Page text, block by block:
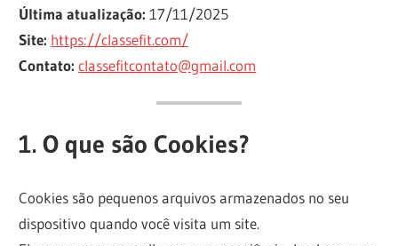
com
mais
qualidade.
Última atualização: 17/11/2025
Site: https://classefit.com/
Contato: classefitcontato@gmail.com
1. O que são Cookies?
Cookies são pequenos arquivos armazenados no seu
dispositivo quando você visita um site.